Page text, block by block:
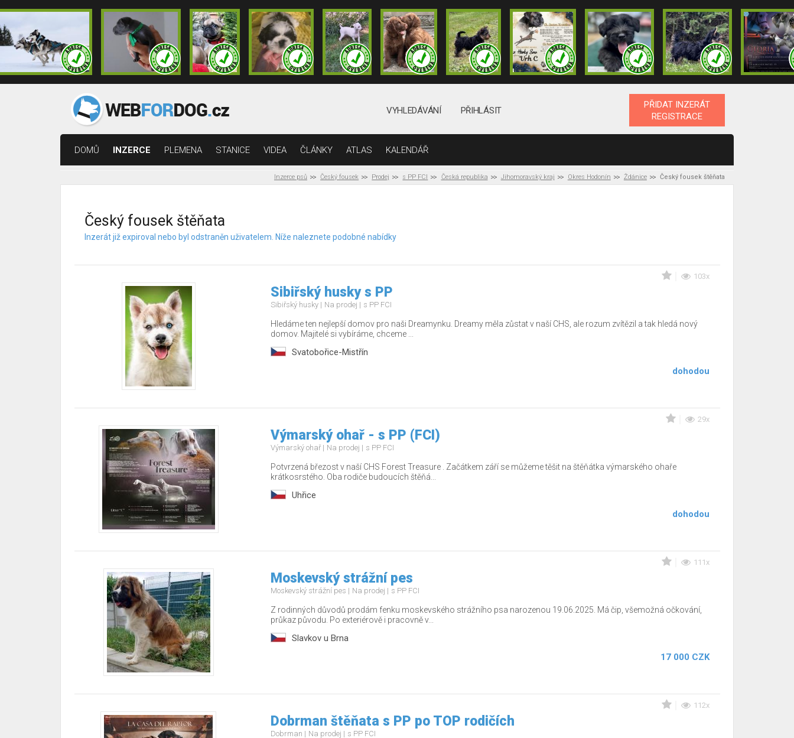
VYHLEDÁVÁNÍ PŘIHLÁSIT
PŘIDAT INZERÁT
REGISTRACE
DOMŮ INZERCE PLEMENA STANICE VIDEA ČLÁNKY ATLAS KALENDÁŘ
Inzerce psů Český fousek Prodej s PP FCI Česká republika Jihomoravský kraj Okres Hodonín Ždánice Český fousek štěňata
Český fousek štěňata
Inzerát již expiroval nebo byl odstraněn uživatelem. Níže naleznete podobné nabídky
103x
Sibiřský husky s PP
Sibiřský husky Na prodej s PP FCI
Hledáme ten nejlepší domov pro naši Dreamynku. Dreamy měla zůstat v naší CHS, ale rozum zvítězil a tak hledá nový
domov. Majitelé si vybíráme, chceme ...
Svatobořice-Mistřín
dohodou
29x
Výmarský ohař - s PP (FCI)
Výmarský ohař Na prodej s PP FCI
Potvrzená březost v naší CHS Forest Treasure . Začátkem září se můžeme těšit na štěňátka výmarského ohaře
krátkosrstého. Oba rodiče budoucích štěňá...
Uhřice
dohodou
111x
Moskevský strážní pes
Moskevský strážní pes Na prodej s PP FCI
Z rodinných důvodů prodám fenku moskevského strážního psa narozenou 19.06.2025. Má čip, všemožná očkování,
průkaz původu. Po exteriérově i pracovně v...
Slavkov u Brna
17 000 CZK
112x
Dobrman štěňata s PP po TOP rodičích
Dobrman Na prodej s PP FCI